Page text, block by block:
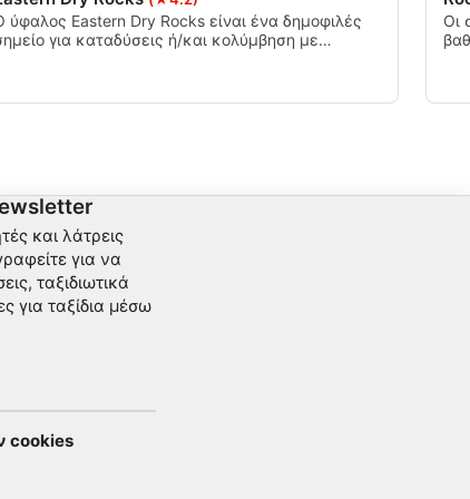
ύφαλος Eastern Dry Rocks είναι ένα δημοφιλές
για καταδύσεις ή/και κολύμβηση με
Οι
και λάτρεις
για να
ταξιδιωτικά
για ταξίδια μέσω
cookies